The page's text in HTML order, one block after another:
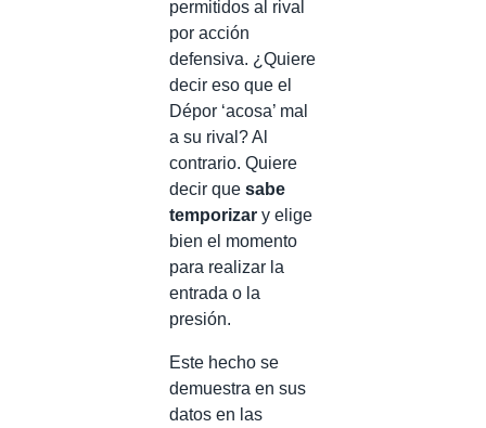
permitidos al rival
por acción
defensiva. ¿Quiere
decir eso que el
Dépor ‘acosa’ mal
a su rival? Al
contrario. Quiere
decir que sabe
temporizar y elige
bien el momento
para realizar la
entrada o la
presión.
Este hecho se
demuestra en sus
datos en las